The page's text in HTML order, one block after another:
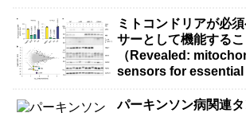
ミトコンドリアが必
サーとして機能する
（Revealed:
sensors for essential
パーキンソン病関連